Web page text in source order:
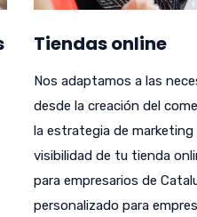
Tiendas online
Nos adaptamos a las
desde la creación del
la estrategia de
visibilidad de tu tienda
para empresarios de
personalizado para